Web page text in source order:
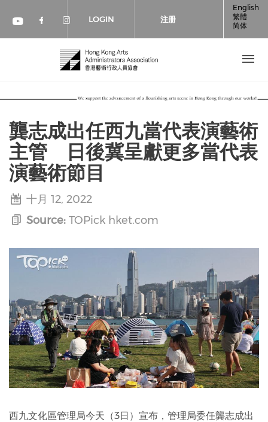
Check our social media on youtube
Check our social media on
Check our social media on
LOGIN 注册
English
繁體
简体
龔志成出任西九當代表演藝術
主管 日後冀呈獻更多當代表
演藝術節目
十月 12, 2022
Source: TOPick hket.com
西九文化區管理局今天（3日）宣布，管理局委任龔志成出